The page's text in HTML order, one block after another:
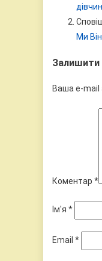
Ми
Залишити
Ваша e-mail
Коментар *
Ім'я *
Email *